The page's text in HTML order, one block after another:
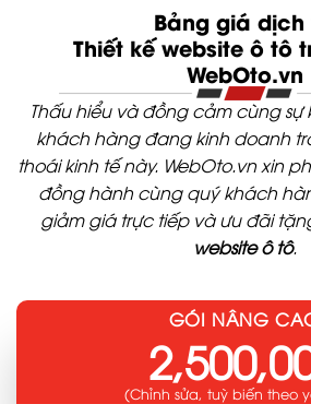
Bảng giá dịch
Thiết kế website ô tô
WebOto.vn
Thấu hiểu và đồng cảm cùng
khách hàng đang kinh doanh
thoái kinh tế này. WebOto.vn xin
đồng hành cùng quý khách
giảm giá trực tiếp và ưu đãi
website ô tô.
GÓI NÂNG
(Chỉnh sửa, tuỳ biến theo